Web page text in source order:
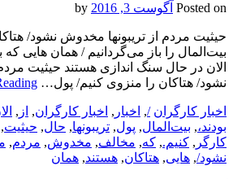
Posted on آگوست 3, 2016
حیثیت مردم از تریبونها مخدوش نشود/
بیت‌المال را باز می‌گردانیم / همان هایی که
الان در حال سنگ اندازی هستند حیثیت
نشود/ هتاکان را منزوی کنیم/ پول…
اخبار کارگران /
, اخبار , اخبار کارگران, از ,
بودند،, بیت‌المال, پول, تریبونها, حال, حیثیت,
کارگر , کنیم., که, مخالف, مخدوش, مردم,
نشود/, هایی, هتاکان, هستند, همان